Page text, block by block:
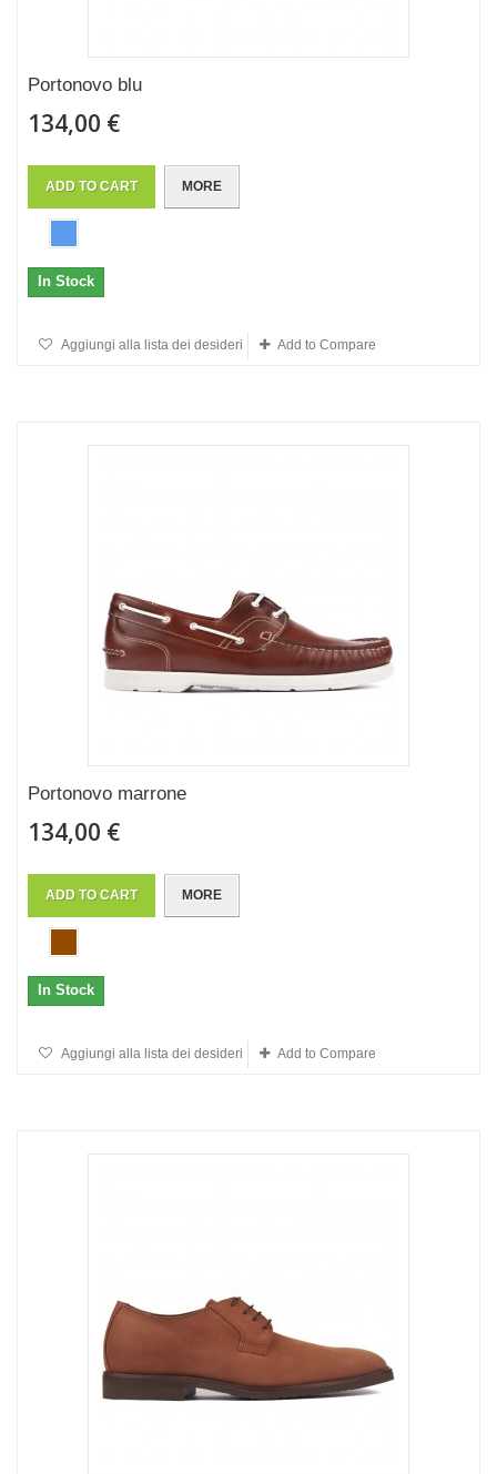
Portonovo blu
134,00 €
ADD TO CART MORE
In Stock
Aggiungi alla lista dei desideri Add to Compare
Portonovo marrone
134,00 €
ADD TO CART MORE
In Stock
Aggiungi alla lista dei desideri Add to Compare